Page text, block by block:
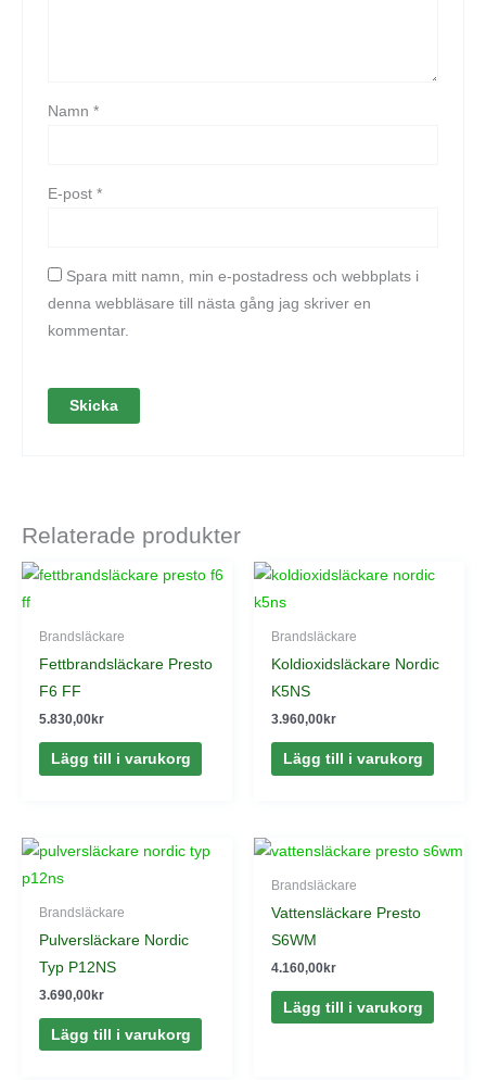
Namn *
E-post *
Spara mitt namn, min e-postadress och webbplats i
denna webbläsare till nästa gång jag skriver en
kommentar.
Relaterade produkter
Brandsläckare
Fettbrandsläckare Presto
F6 FF
5.830,00kr
Lägg till i varukorg
Brandsläckare
Koldioxidsläckare Nordic
K5NS
3.960,00kr
Lägg till i varukorg
Brandsläckare
Pulversläckare Nordic
Typ P12NS
3.690,00kr
Lägg till i varukorg
Brandsläckare
Vattensläckare Presto
S6WM
4.160,00kr
Lägg till i varukorg